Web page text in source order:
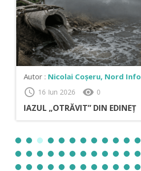
Autor : Nicolai Coșeru, Nord Info
schedule 16 Iun 2026 visibility 0
IAZUL „OTRĂVIT” DIN EDINEȚ